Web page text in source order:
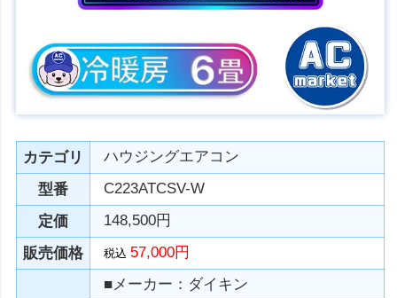
カテゴリ
ハウジングエアコン
型番
C223ATCSV-W
定価
148,500円
販売価格
税込 57,000円
■メーカー：ダイキン